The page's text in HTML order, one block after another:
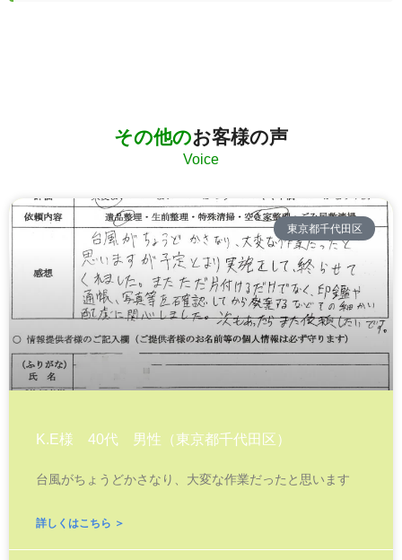
その他のお客様の声
Voice
東京都千代田区
K.E様 40代 男性（東京都千代田区）
台風がちょうどかさなり、大変な作業だったと思います
詳しくはこちら ＞